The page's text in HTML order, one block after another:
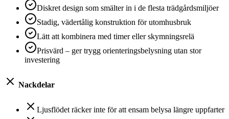
Diskret design som smälter in i de flesta trädgårdsmiljöer
Stadig, vädertålig konstruktion för utomhusbruk
Lätt att kombinera med timer eller skymningsrelä
Prisvärd – ger trygg orienteringsbelysning utan stor
investering
Nackdelar
Ljusflödet räcker inte för att ensam belysa längre uppfarter